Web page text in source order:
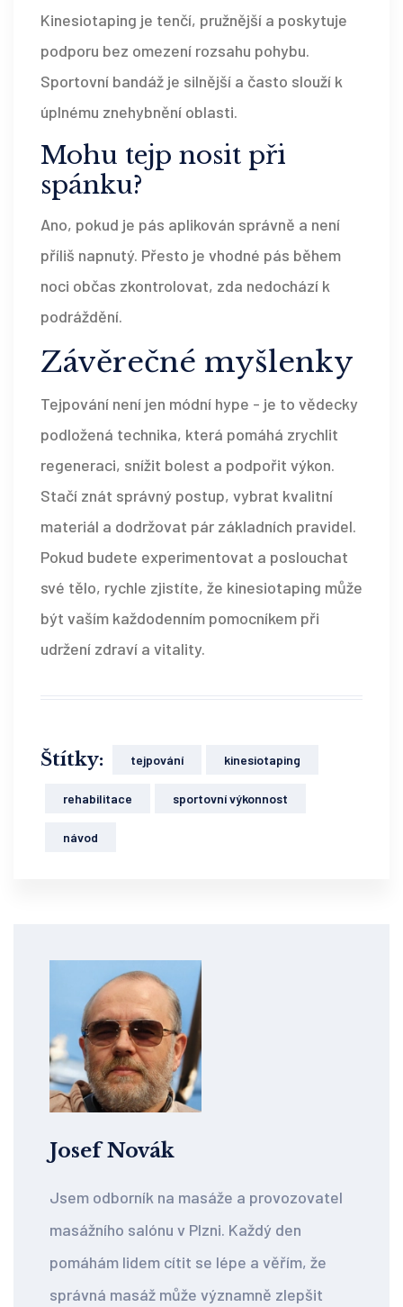
Kinesiotaping je tenčí, pružnější a poskytuje
podporu bez omezení rozsahu pohybu.
Sportovní bandáž je silnější a často slouží k
úplnému znehybnění oblasti.
Mohu tejp nosit při
spánku?
Ano, pokud je pás aplikován správně a není
příliš napnutý. Přesto je vhodné pás během
noci občas zkontrolovat, zda nedochází k
podráždění.
Závěrečné myšlenky
Tejpování není jen módní hype - je to vědecky
podložená technika, která pomáhá zrychlit
regeneraci, snížit bolest a podpořit výkon.
Stačí znát správný postup, vybrat kvalitní
materiál a dodržovat pár základních pravidel.
Pokud budete experimentovat a poslouchat
své tělo, rychle zjistíte, že kinesiotaping může
být vaším každodenním pomocníkem při
udržení zdraví a vitality.
Štítky: tejpování kinesiotaping
rehabilitace sportovní výkonnost
návod
Josef Novák
Jsem odborník na masáže a provozovatel
masážního salónu v Plzni. Každý den
pomáhám lidem cítit se lépe a věřím, že
správná masáž může významně zlepšit